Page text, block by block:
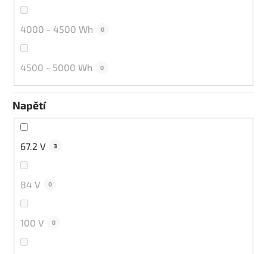
4000 - 4500 Wh 0
4500 - 5000 Wh 0
Napětí
67.2 V 3
84 V 0
100 V 0